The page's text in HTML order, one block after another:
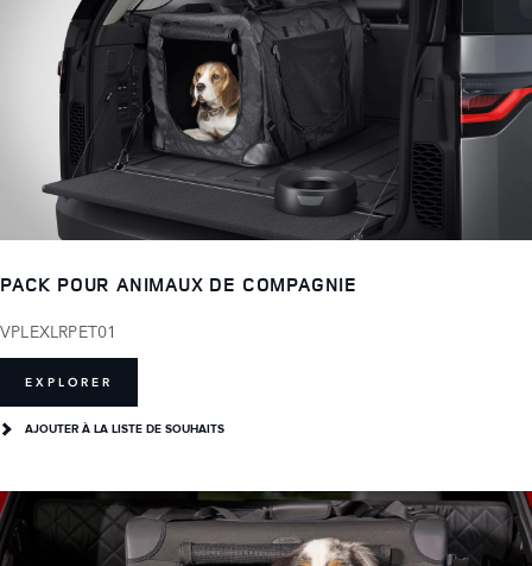
PACK POUR ANIMAUX DE COMPAGNIE
VPLEXLRPET01
EXPLORER
AJOUTER À LA LISTE DE SOUHAITS